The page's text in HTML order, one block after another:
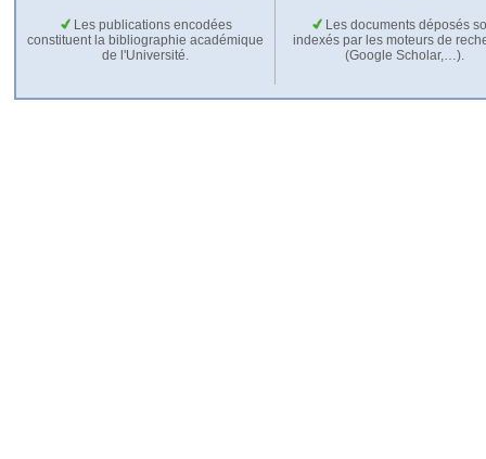
Les publications encodées
constituent la bibliographie académique
de l'Université.
Les documents déposés
indexés par les moteurs de
(Google Scholar,…).